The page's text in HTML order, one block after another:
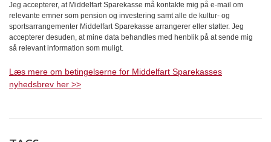
Jeg accepterer, at Middelfart Sparekasse må kontakte mig på e-mail om
relevante emner som pension og investering samt alle de kultur- og
sportsarrangementer Middelfart Sparekasse arrangerer eller støtter. Jeg
accepterer desuden, at mine data behandles med henblik på at sende mig
så relevant information som muligt.
Læs mere om betingelserne for Middelfart Sparekasses
nyhedsbrev her >>